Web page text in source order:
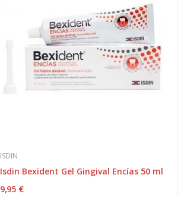
ISDIN
Isdin Bexident Gel Gingival Encías 50 ml
9,95 €